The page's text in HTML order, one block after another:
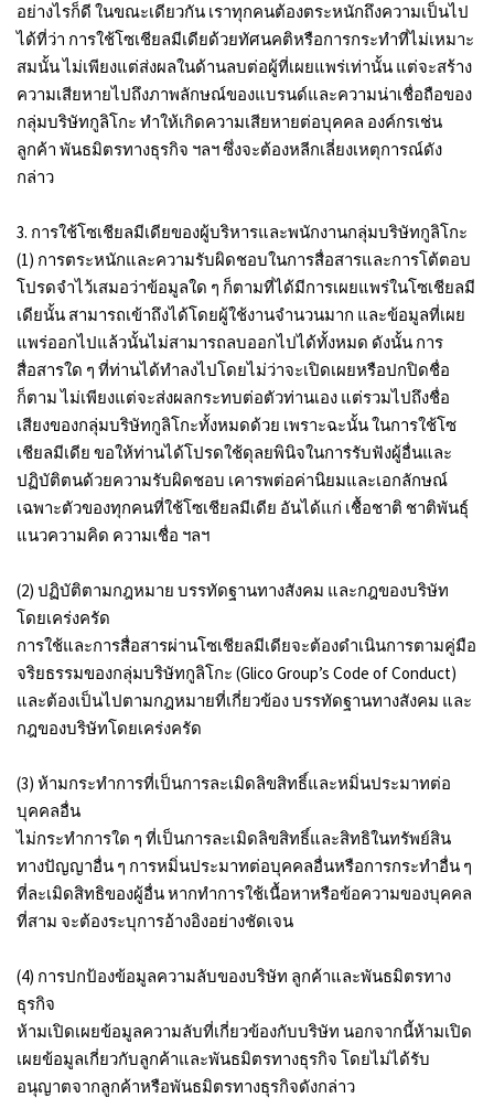
อย่างไรก็ดี ในขณะเดียวกัน เราทุกคนต้องตระหนักถึงความเป็นไป
ได้ที่ว่า การใช้โซเชียลมีเดียด้วยทัศนคติหรือการกระทำที่ไม่เหมาะ
สมนั้น ไม่เพียงแต่ส่งผลในด้านลบต่อผู้ที่เผยแพร่เท่านั้น แต่จะสร้าง
ความเสียหายไปถึงภาพลักษณ์ของแบรนด์และความน่าเชื่อถือของ
กลุ่มบริษัทกูลิโกะ ทำให้เกิดความเสียหายต่อบุคคล องค์กรเช่น
ลูกค้า พันธมิตรทางธุรกิจ ฯลฯ ซึ่งจะต้องหลีกเลี่ยงเหตุการณ์ดัง
กล่าว
3. การใช้โซเชียลมีเดียของผู้บริหารและพนักงานกลุ่มบริษัทกูลิโกะ
(1) การตระหนักและความรับผิดชอบในการสื่อสารและการโต้ตอบ
โปรดจำไว้เสมอว่าข้อมูลใด ๆ ก็ตามที่ได้มีการเผยแพร่ในโซเชียลมี
เดียนั้น สามารถเข้าถึงได้โดยผู้ใช้งานจำนวนมาก และข้อมูลที่เผย
แพร่ออกไปแล้วนั้นไม่สามารถลบออกไปได้ทั้งหมด ดังนั้น การ
สื่อสารใด ๆ ที่ท่านได้ทำลงไปโดยไม่ว่าจะเปิดเผยหรือปกปิดชื่อ
ก็ตาม ไม่เพียงแต่จะส่งผลกระทบต่อตัวท่านเอง แต่รวมไปถึงชื่อ
เสียงของกลุ่มบริษัทกูลิโกะทั้งหมดด้วย เพราะฉะนั้น ในการใช้โซ
เชียลมีเดีย ขอให้ท่านได้โปรดใช้ดุลยพินิจในการรับฟังผู้อื่นและ
ปฏิบัติตนด้วยความรับผิดชอบ เคารพต่อค่านิยมและเอกลักษณ์
เฉพาะตัวของทุกคนที่ใช้โซเชียลมีเดีย อันได้แก่ เชื้อชาติ ชาติพันธุ์
แนวความคิด ความเชื่อ ฯลฯ
(2) ปฏิบัติตามกฎหมาย บรรทัดฐานทางสังคม และกฎของบริษัท
โดยเคร่งครัด
การใช้และการสื่อสารผ่านโซเชียลมีเดียจะต้องดำเนินการตามคู่มือ
จริยธรรมของกลุ่มบริษัทกูลิโกะ (Glico Group’s Code of Conduct)
และต้องเป็นไปตามกฎหมายที่เกี่ยวข้อง บรรทัดฐานทางสังคม และ
กฎของบริษัทโดยเคร่งครัด
(3) ห้ามกระทำการที่เป็นการละเมิดลิขสิทธิ์และหมิ่นประมาทต่อ
บุคคลอื่น
ไม่กระทำการใด ๆ ที่เป็นการละเมิดลิขสิทธิ์และสิทธิในทรัพย์สิน
ทางปัญญาอื่น ๆ การหมิ่นประมาทต่อบุคคลอื่นหรือการกระทำอื่น ๆ
ที่ละเมิดสิทธิของผู้อื่น หากทำการใช้เนื้อหาหรือข้อความของบุคคล
ที่สาม จะต้องระบุการอ้างอิงอย่างชัดเจน
(4) การปกป้องข้อมูลความลับของบริษัท ลูกค้าและพันธมิตรทาง
ธุรกิจ
ห้ามเปิดเผยข้อมูลความลับที่เกี่ยวข้องกับบริษัท นอกจากนี้ห้ามเปิด
เผยข้อมูลเกี่ยวกับลูกค้าและพันธมิตรทางธุรกิจ โดยไม่ได้รับ
อนุญาตจากลูกค้าหรือพันธมิตรทางธุรกิจดังกล่าว